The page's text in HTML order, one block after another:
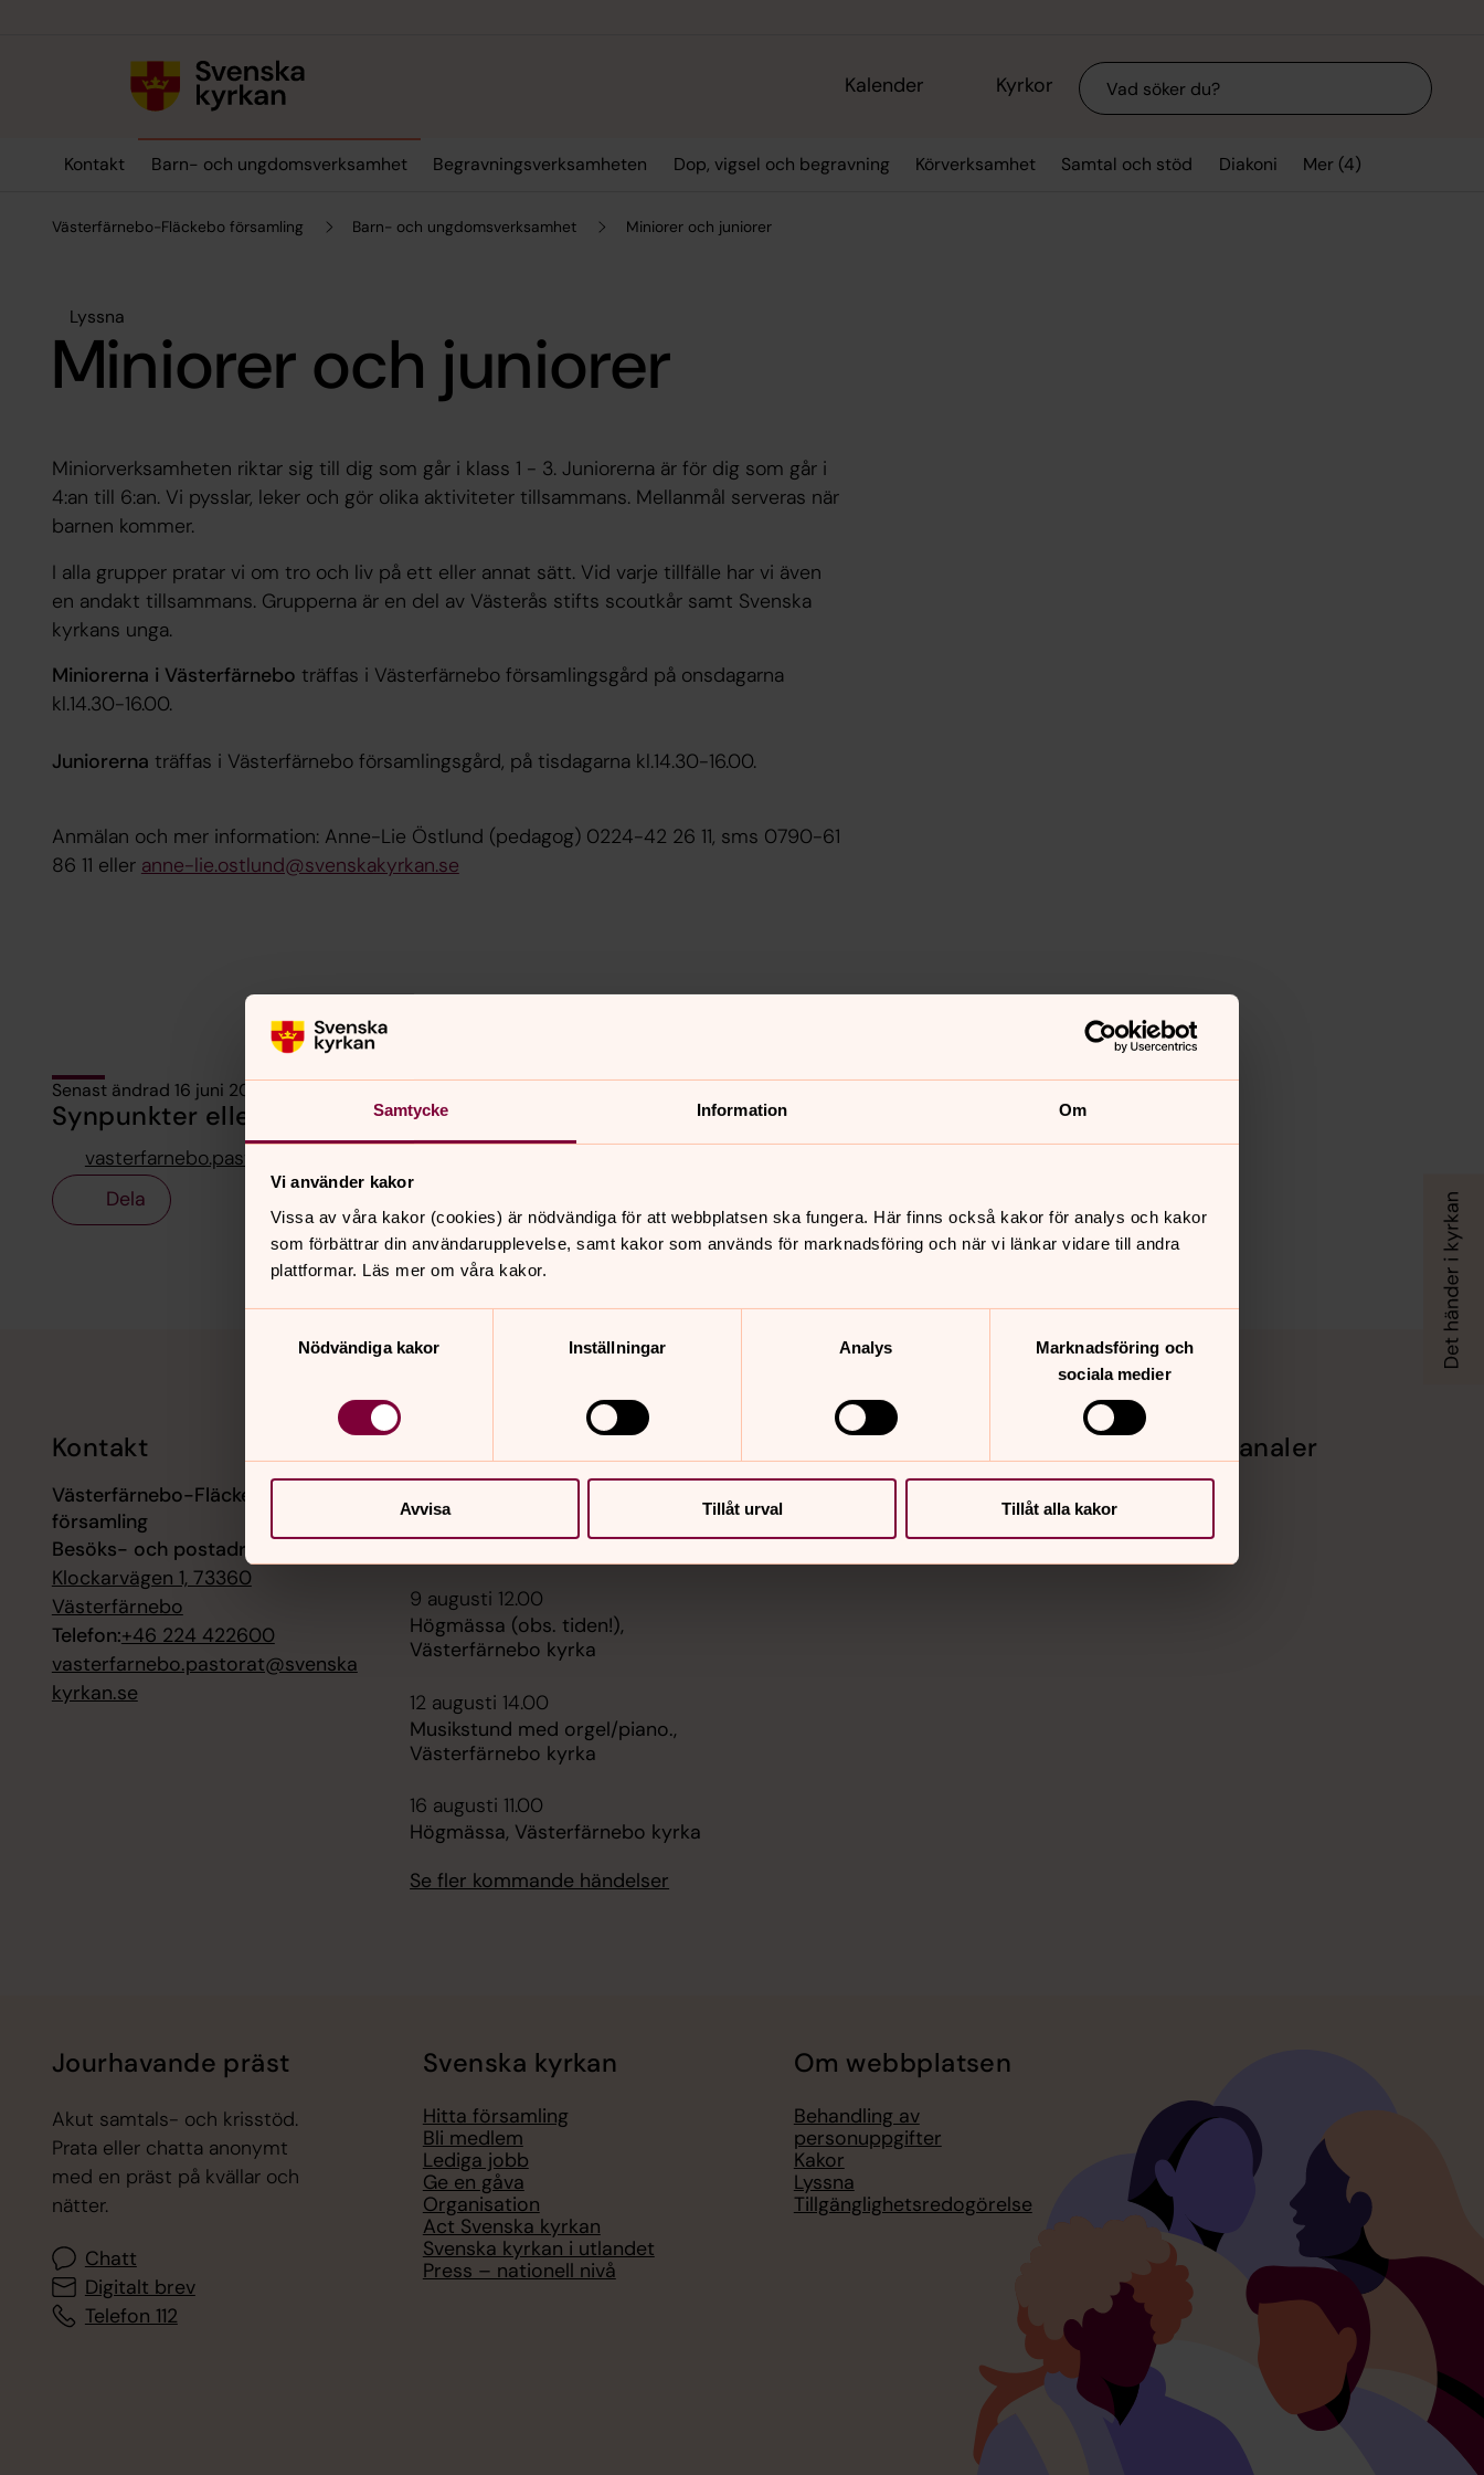
Samtycke Information Om
Vi använder kakor
Vissa av våra kakor (cookies) är nödvändiga för att webbplatsen ska fungera. Här finns också kakor för analys och kakor
som förbättrar din användarupplevelse, samt kakor som används för marknadsföring och när vi länkar vidare till andra
plattformar. Läs mer om våra kakor.
Nödvändiga kakor
Inställningar Analys
Marknadsföring och
sociala medier
Avvisa Tillåt urval Tillåt alla kakor
Kalender Kyrkor Sök
Kontakt Barn- och ungdomsverksamhet Begravningsverksamheten Dop, vigsel och begravning Körverksamhet Samtal och stöd Diakoni Mer (4)
Västerfärnebo-Fläckebo församling Barn- och ungdomsverksamhet Miniorer och juniorer
Lyssna
Miniorer och juniorer
Miniorverksamheten riktar sig till dig som går i klass 1 - 3. Juniorerna är för dig som går i
4:an till 6:an. Vi pysslar, leker och gör olika aktiviteter tillsammans. Mellanmål serveras när
barnen kommer.
I alla grupper pratar vi om tro och liv på ett eller annat sätt. Vid varje tillfälle har vi även
en andakt tillsammans. Grupperna är en del av Västerås stifts scoutkår samt Svenska
kyrkans unga.
Miniorerna i Västerfärnebo träffas i Västerfärnebo församlingsgård på onsdagarna
kl.14.30-16.00.
Juniorerna träffas i Västerfärnebo församlingsgård, på tisdagarna kl.14.30-16.00.
Anmälan och mer information: Anne-Lie Östlund (pedagog) 0224-42 26 11, sms 0790-61
86 11 eller anne-lie.ostlund@svenskakyrkan.se
Senast ändrad 16 juni 2026
Synpunkter eller frågor på sidans innehåll?
vasterfarnebo.pastorat@svenskakyrkan.se
Dela
Kontakt
Västerfärnebo-Fläckebo
församling
Besöks- och postadress:
Klockarvägen 1, 73360
Västerfärnebo
Telefon:+46 224 422600
vasterfarnebo.pastorat@svenska
kyrkan.se
Kyrkvandring över Smäcken,
Västerfärnebo kyrka
9 augusti 12.00
Högmässa (obs. tiden!),
Västerfärnebo kyrka
12 augusti 14.00
Musikstund med orgel/piano.,
Västerfärnebo kyrka
16 augusti 11.00
Högmässa, Västerfärnebo kyrka
Se fler kommande händelser
Sociala kanaler
Vimeo
Jourhavande präst
Akut samtals- och krisstöd.
Prata eller chatta anonymt
med en präst på kvällar och
nätter.
Chatt
Digitalt brev
Telefon 112
Svenska kyrkan
Hitta församling
Bli medlem
Lediga jobb
Ge en gåva
Organisation
Act Svenska kyrkan
Svenska kyrkan i utlandet
Press – nationell nivå
Om webbplatsen
Behandling av
personuppgifter
Kakor
Lyssna
Tillgänglighetsredogörelse